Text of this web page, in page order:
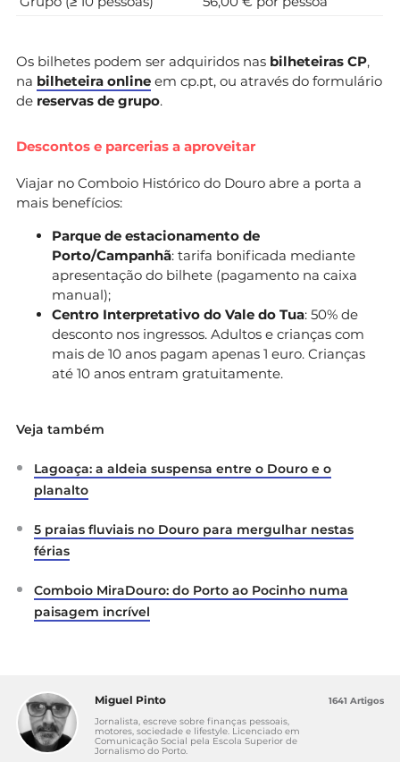
Os bilhetes podem ser adquiridos nas bilheteiras CP,
na bilheteira online em cp.pt, ou através do formulário
de reservas de grupo.
Descontos e parcerias a aproveitar
Viajar no Comboio Histórico do Douro abre a porta a
mais benefícios:
Parque de estacionamento de
Porto/Campanhã: tarifa bonificada mediante
apresentação do bilhete (pagamento na caixa
manual);
Centro Interpretativo do Vale do Tua: 50% de
desconto nos ingressos. Adultos e crianças com
mais de 10 anos pagam apenas 1 euro. Crianças
até 10 anos entram gratuitamente.
Veja também
Lagoaça: a aldeia suspensa entre o Douro e o
planalto
5 praias fluviais no Douro para mergulhar nestas
férias
Comboio MiraDouro: do Porto ao Pocinho numa
paisagem incrível
Miguel Pinto
Jornalista, escreve sobre finanças pessoais,
motores, sociedade e lifestyle. Licenciado em
Comunicação Social pela Escola Superior de
Jornalismo do Porto.
1641 Artigos